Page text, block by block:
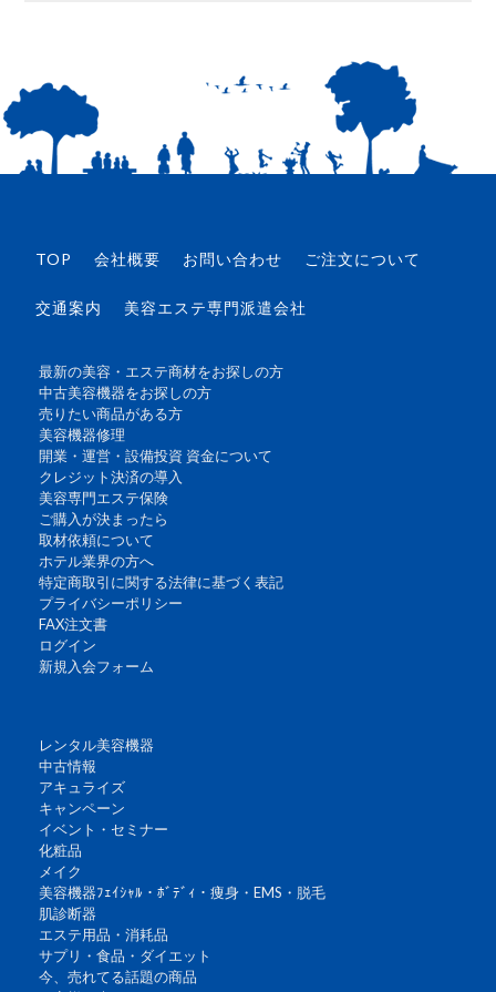
TOP 会社概要 お問い合わせ ご注文について
交通案内 美容エステ専門派遣会社
最新の美容・エステ商材をお探しの方
中古美容機器をお探しの方
売りたい商品がある方
美容機器修理
開業・運営・設備投資 資金について
クレジット決済の導入
美容専門エステ保険
ご購入が決まったら
取材依頼について
ホテル業界の方へ
特定商取引に関する法律に基づく表記
プライバシーポリシー
FAX注文書
ログイン
新規入会フォーム
レンタル美容機器
中古情報
アキュライズ
キャンペーン
イベント・セミナー
化粧品
メイク
美容機器ﾌｪｲｼｬﾙ・ﾎﾞﾃﾞｨ・痩身・EMS・脱毛
肌診断器
エステ用品・消耗品
サプリ・食品・ダイエット
今、売れてる話題の商品